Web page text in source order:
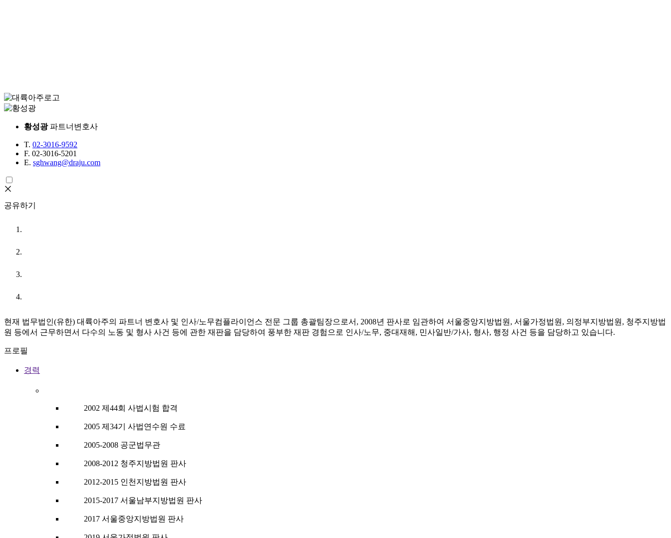
황성광 파트너변호사
T. 02-3016-9592
F. 02-3016-5201
E. sghwang@draju.com
공유하기
현재 법무법인(유한) 대륙아주의 파트너 변호사 및 인사/노무컴플라이언스 전문 그룹 총괄팀장으로서, 2008년 판사로 임관하여 서울중앙지방법원, 서울가정법원, 의정부지방법원, 청주지방법
원 등에서 근무하면서 다수의 노동 및 형사 사건 등에 관한 재판을 담당하여 풍부한 재판 경험으로 인사/노무, 중대재해, 민사일반/가사, 형사, 행정 사건 등을 담당하고 있습니다.
프로필
경력
2002 제44회 사법시험 합격
2005 제34기 사법연수원 수료
2005-2008 공군법무관
2008-2012 청주지방법원 판사
2012-2015 인천지방법원 판사
2015-2017 서울남부지방법원 판사
2017 서울중앙지방법원 판사